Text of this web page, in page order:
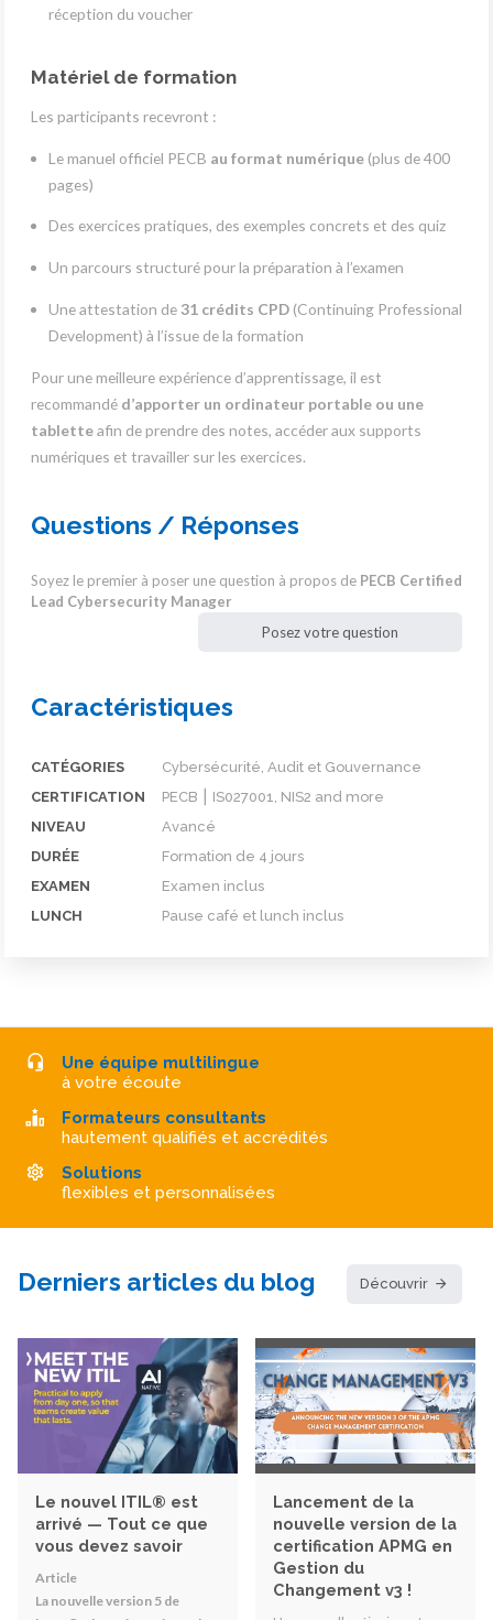
réception du voucher
Matériel de formation
Les participants recevront :
Le manuel officiel PECB au format numérique (plus de 400
pages)
Des exercices pratiques, des exemples concrets et des quiz
Un parcours structuré pour la préparation à l’examen
Une attestation de 31 crédits CPD (Continuing Professional
Development) à l’issue de la formation
Pour une meilleure expérience d’apprentissage, il est
recommandé d’apporter un ordinateur portable ou une
tabletteafin de prendre des notes, accéder aux supports
numériques et travailler sur les exercices.
Questions / Réponses
Soyez le premier à poser une question à propos de PECB Certified
Lead Cybersecurity Manager
Posez votre question
Caractéristiques
CATÉGORIES
Cybersécurité, Audit et Gouvernance
CERTIFICATION
PECB ⎮ IS027001, NIS2 and more
NIVEAU
Avancé
DURÉE
Formation de 4 jours
EXAMEN
Examen inclus
LUNCH
Pause café et lunch inclus
Une équipe multilingue
à votre écoute
Formateurs consultants
hautement qualifiés et accrédités
Solutions
flexibles et personnalisées
Derniers articles du blog Découvrir
Le nouvel ITIL® est
arrivé — Tout ce que
vous devez savoir
Article
La nouvelle version 5 de
Lancement de la
nouvelle version de la
certification APMG en
Gestion du
Changement v3 !